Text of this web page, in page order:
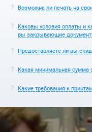
Возможна ли печать на
Каковы условия оплаты и
вы закрывающие
Предоставляете ли вы
Какая минимальная сумма
Какие требования к